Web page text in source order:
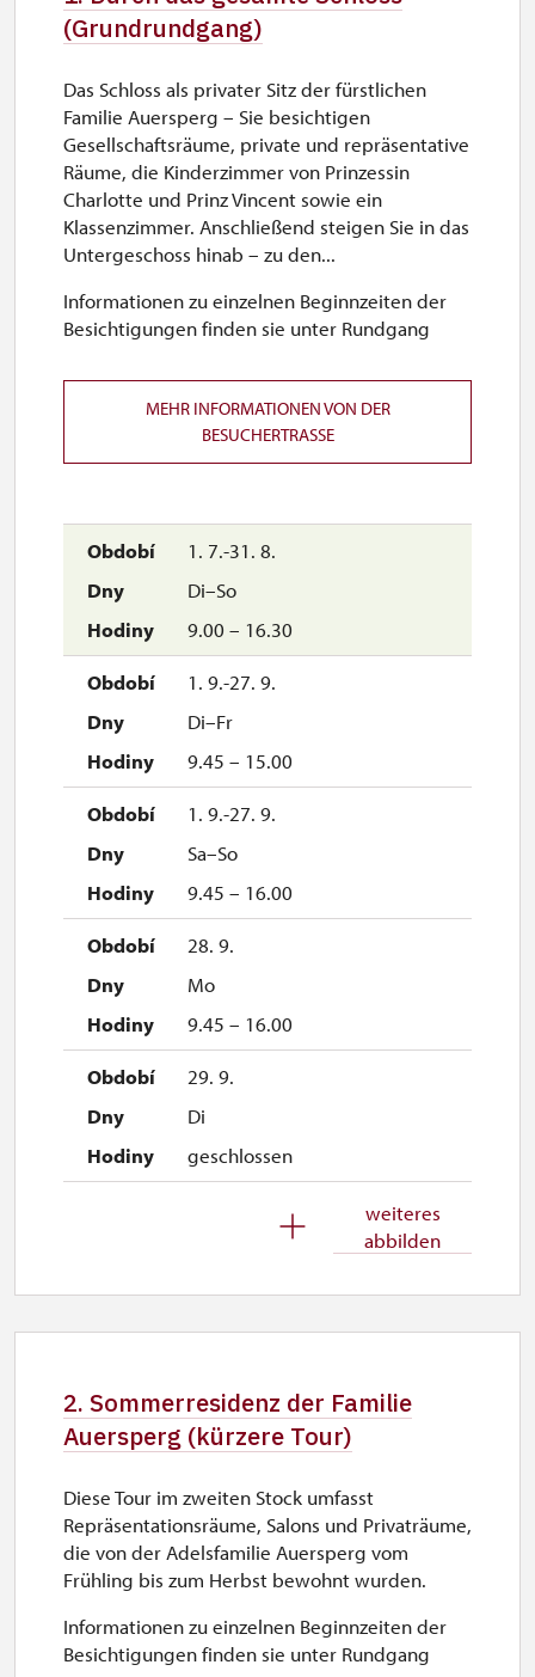
(Grundrundgang)
1. 7.-31. 8.
Di–So
9.00 – 16.30
1. 9.-27. 9.
Di–Fr
9.45 – 15.00
1. 9.-27. 9.
Sa–So
9.45 – 16.00
28. 9.
Mo
9.45 – 16.00
29. 9.
Di
geschlossen
1. 10.-1. 11.
9.45 – 15.00
Mo–Fr
9.45 – 15.00
weiteres
abbilden
Das Schloss als privater Sitz der fürstlichen
Familie Auersperg – Sie besichtigen
Gesellschaftsräume, private und repräsentative
Räume, die Kinderzimmer von Prinzessin
Charlotte und Prinz Vincent sowie ein
Klassenzimmer. Anschließend steigen Sie in das
Untergeschoss hinab – zu den...
Informationen zu einzelnen Beginnzeiten der
Besichtigungen finden sie unter Rundgang
MEHR INFORMATIONEN VON DER
BESUCHERTRASSE
2. Sommerresidenz der Familie
Auersperg (kürzere Tour)
Diese Tour im zweiten Stock umfasst
Repräsentationsräume, Salons und Privaträume,
die von der Adelsfamilie Auersperg vom
Frühling bis zum Herbst bewohnt wurden.
Informationen zu einzelnen Beginnzeiten der
Besichtigungen finden sie unter Rundgang